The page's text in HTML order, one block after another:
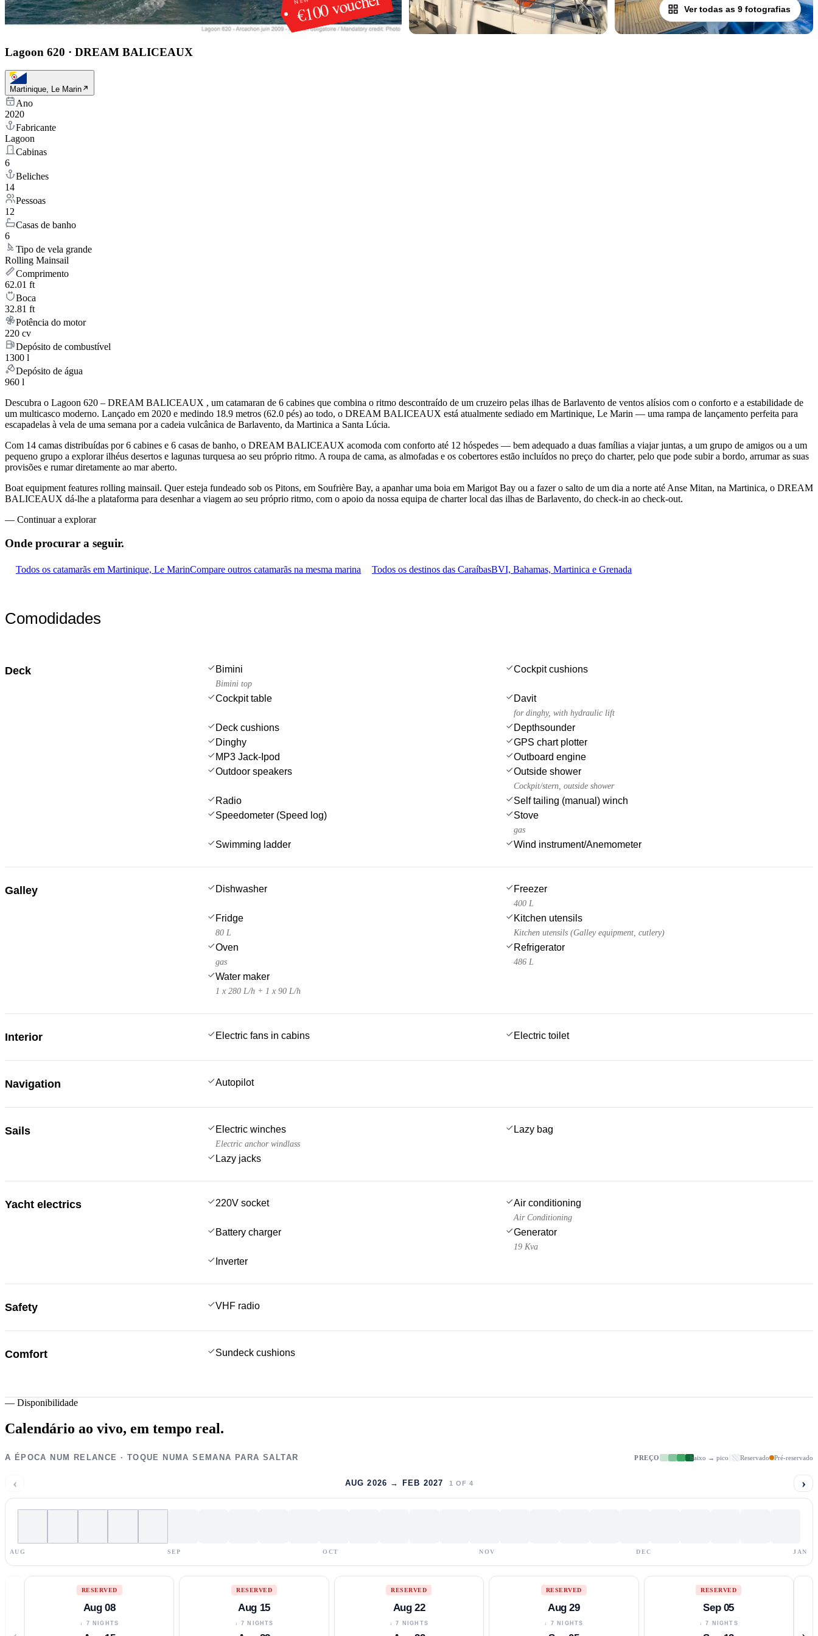
Ver todas as 9 fotografias
Lagoon 620 · DREAM BALICEAUX
Martinique, Le Marin
Ano
2020
Fabricante
Lagoon
Cabinas
6
Beliches
14
Pessoas
12
Casas de banho
6
Tipo de vela grande
Rolling Mainsail
Comprimento
62.01 ft
Boca
32.81 ft
Potência do motor
220 cv
Depósito de combustível
1300 l
Depósito de água
960 l
Descubra o Lagoon 620 – DREAM BALICEAUX , um catamaran de 6 cabines que combina o ritmo descontraído de um cruzeiro pelas ilhas de Barlavento de ventos alísios com o conforto e a estabilidade de
um multicasco moderno. Lançado em 2020 e medindo 18.9 metros (62.0 pés) ao todo, o DREAM BALICEAUX está atualmente sediado em Martinique, Le Marin — uma rampa de lançamento perfeita para
escapadelas à vela de uma semana por a cadeia vulcânica de Barlavento, da Martinica a Santa Lúcia.
Com 14 camas distribuídas por 6 cabines e 6 casas de banho, o DREAM BALICEAUX acomoda com conforto até 12 hóspedes — bem adequado a duas famílias a viajar juntas, a um grupo de amigos ou a um
pequeno grupo a explorar ilhéus desertos e lagunas turquesa ao seu próprio ritmo. A roupa de cama, as almofadas e os cobertores estão incluídos no preço do charter, pelo que pode subir a bordo, arrumar as suas
provisões e rumar diretamente ao mar aberto.
Boat equipment features rolling mainsail. Quer esteja fundeado sob os Pitons, em Soufrière Bay, a apanhar uma boia em Marigot Bay ou a fazer o salto de um dia a norte até Anse Mitan, na Martinica, o DREAM
BALICEAUX dá-lhe a plataforma para desenhar a viagem ao seu próprio ritmo, com o apoio da nossa equipa de charter local das ilhas de Barlavento, do check-in ao check-out.
— Continuar a explorar
Onde procurar a seguir.
Todos os catamarãs em Martinique, Le MarinCompare outros catamarãs na mesma marina Todos os destinos das CaraíbasBVI, Bahamas, Martinica e Grenada
Comodidades
Deck Bimini
Bimini top
Cockpit cushions
Cockpit table Davit
for dinghy, with hydraulic lift
Deck cushions
Depthsounder
Dinghy
GPS chart plotter
MP3 Jack-Ipod
Outboard engine
Outdoor speakers
Outside shower
Cockpit/stern, outside shower
Radio
Self tailing (manual) winch
Speedometer (Speed log)
Stove
gas
Swimming ladder Wind instrument/Anemometer
Galley Dishwasher Freezer
400 L
Fridge
80 L
Kitchen utensils
Kitchen utensils (Galley equipment, cutlery)
Oven
gas
Refrigerator
486 L
Water maker
1 x 280 L/h + 1 x 90 L/h
Interior Electric fans in cabins Electric toilet
Navigation Autopilot
Sails Electric winches
Electric anchor windlass
Lazy bag
Lazy jacks
Yacht electrics 220V socket Air conditioning
Air Conditioning
Battery charger Generator
19 Kva
Inverter
Safety VHF radio
Comfort Sundeck cushions
— Disponibilidade
Calendário ao vivo, em tempo real.
A ÉPOCA NUM RELANCE · TOQUE NUMA SEMANA PARA SALTAR PREÇO baixo → pico Reservado Pré-reservado
‹ AUG 2026 → FEB 2027 1 OF 4 ›
AUG SEP OCT NOV DEC JAN
RESERVED
Aug 08
↓ 7 NIGHTS
RESERVED
Aug 15
↓ 7 NIGHTS
RESERVED
Aug 22
↓ 7 NIGHTS
RESERVED
Aug 29
↓ 7 NIGHTS
RESERVED
Sep 05
↓ 7 NIGHTS